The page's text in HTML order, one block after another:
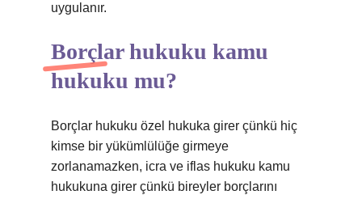
uygulanır.
Borçlar hukuku kamu
hukuku mu?
Borçlar hukuku özel hukuka girer çünkü hiç
kimse bir yükümlülüğe girmeye
zorlanamazken, icra ve iflas hukuku kamu
hukukuna girer çünkü bireyler borçlarını